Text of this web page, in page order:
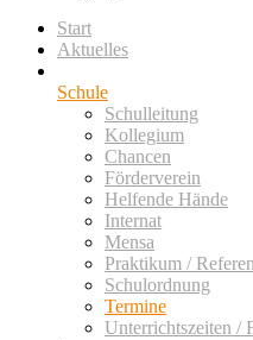
Start
Aktuelles
Schule
Schulleitung
Kollegium
Chancen
Förderverein
Helfende Hände
Internat
Mensa
Praktikum /
Schulordnung
Termine
Unterrichtszeiten /